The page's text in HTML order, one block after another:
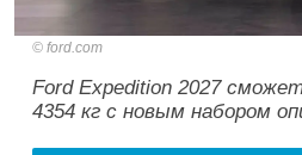
ford.com
Ford Expedition 2027
4354 кг с новым набором